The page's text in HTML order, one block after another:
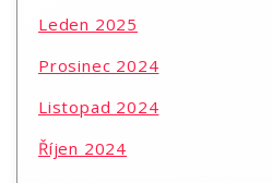
Leden 2025
Prosinec 2024
Listopad 2024
Říjen 2024